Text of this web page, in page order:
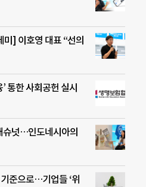
] 이호영 대표 “선의
통한 사회공헌 실시
슈넛…인도네시아의
준으로…기업들 ‘위